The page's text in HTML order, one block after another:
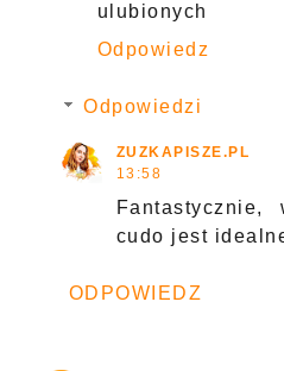
ulubionych
Odpowiedz
Odpowiedzi
ZUZKAPISZE.PL
13:58
cudo jest
ODPOWIEDZ